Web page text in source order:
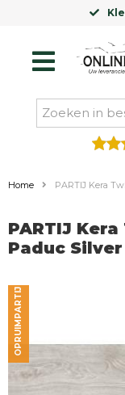
Home PARTIJ Kera
PARTIJ
Paduc Silver
OPRUIMPARTIJ